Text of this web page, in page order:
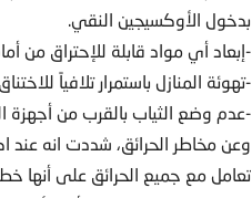
بدخول الأوكسيجين النقي.
-إبعاد أي مواد قابلة للإحتراق من
-تهوئة المنازل باستمرار تلافياً
-عدم وضع الثياب بالقرب من أجهزة
وعن مخاطر الحرائق، شددت انه عند
تعامل مع جميع الحرائق على أنها